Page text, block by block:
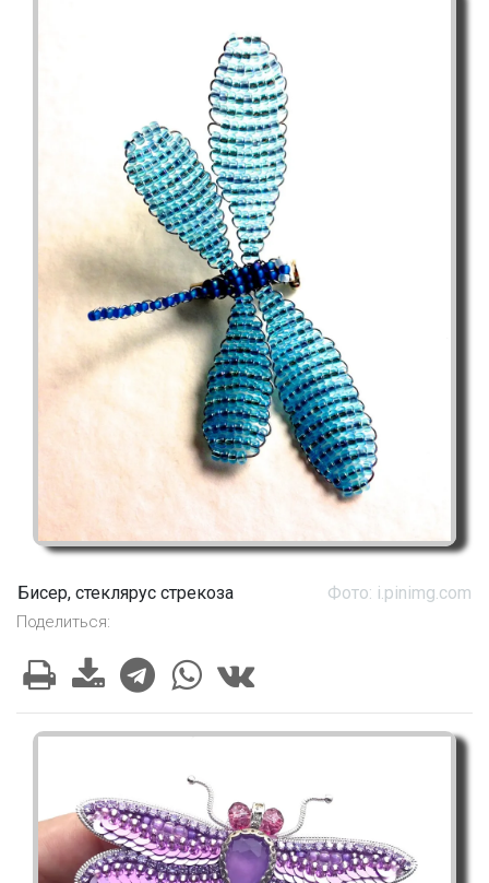
Бисер, стеклярус стрекоза Фото: i.pinimg.com
Поделиться: